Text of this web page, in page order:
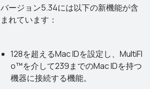
バージョン5.34には以下の新機能が含
まれています：
128を超えるMac IDを設定し、MultiFl
o™を介して239までのMac IDを持つ
機器に接続する機能。